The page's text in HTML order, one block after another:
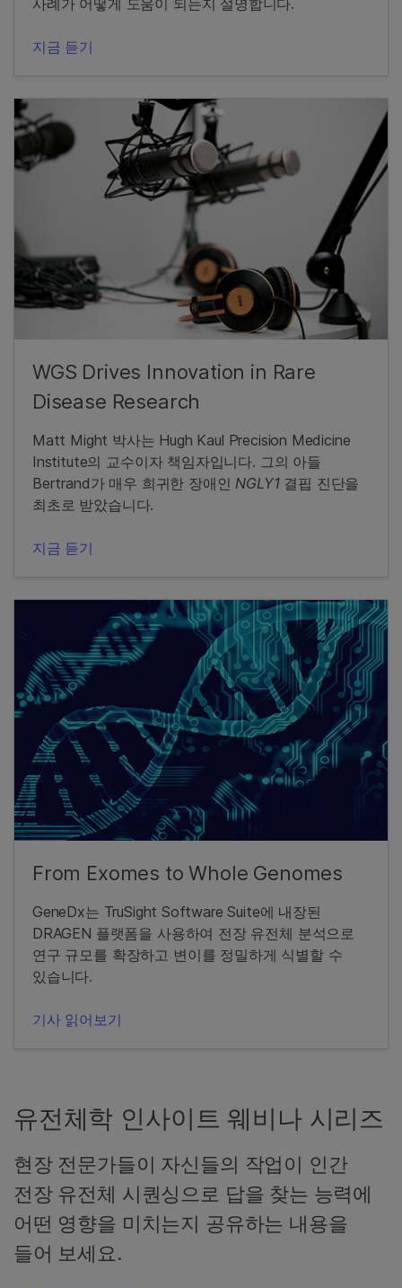
지금 듣기
WGS Drives Innovation in Rare
Disease Research
Matt Might 박사는 Hugh Kaul Precision Medicine
Institute의 교수이자 책임자입니다. 그의 아들
Bertrand가 매우 희귀한 장애인 NGLY1결핍 진단을
최초로 받았습니다.
지금 듣기
From Exomes to Whole Genomes
GeneDx는 TruSight Software Suite에 내장된
DRAGEN 플랫폼을 사용하여 전장 유전체 분석으로
연구 규모를 확장하고 변이를 정밀하게 식별할 수
있습니다.
기사 읽어보기
유전체학 인사이트 웨비나 시리즈
현장 전문가들이 자신들의 작업이 인간
전장 유전체 시퀀싱으로 답을 찾는 능력에
어떤 영향을 미치는지 공유하는 내용을
들어 보세요.